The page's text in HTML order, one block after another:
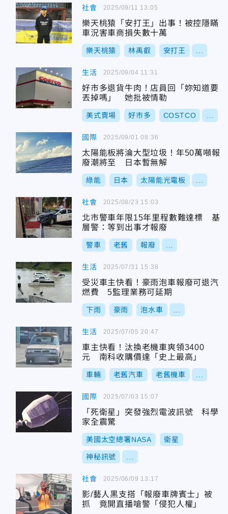
社會
樂天桃猿「安打王」出事！被控隱瞞
車況害車商損失數十萬
樂天桃猿 林禹叡 安打王
2025/09/11 13:05
生活
好市多退貨牛肉！店員回「妳知道要
丟掉嗎」 她批被情勒
美式賣場 好市多 COSTCO
2025/09/04 11:31
國際
太陽能板將淪大型垃圾！年50萬噸報
廢潮將至 日本暫無解
綠能 日本 太陽能光電板
2025/09/01 08:36
社會
北市警車年限15年里程數難達標 基
層警：等到出事才報廢
警車 老舊 報廢
2025/08/23 15:03
生活
受災車主快看！豪雨泡車報廢可退汽
燃費 5監理業務可延期
下雨 豪雨 泡水車
2025/07/31 15:38
生活
車主快看！汰換老機車爽領3400
元 南科收購價達「史上最高」
車輛 老舊汽車 老舊機車
2025/07/05 20:47
國際
「死衛星」突發強烈電波訊號 科學
家全震驚
美國太空總署NASA 衛星
神秘訊號
2025/07/03 15:07
社會
影/藝人黑支搭「報廢車牌賓士」被
抓 竟開直播嗆警「侵犯人權」
2025/06/09 13:17